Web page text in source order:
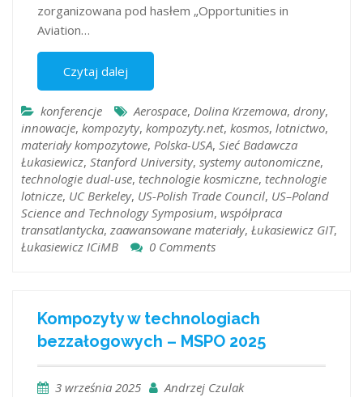
zorganizowana pod hasłem „Opportunities in
Aviation…
Czytaj dalej
konferencje Aerospace, Dolina Krzemowa, drony,
innowacje, kompozyty, kompozyty.net, kosmos, lotnictwo,
materiały kompozytowe, Polska-USA, Sieć Badawcza
Łukasiewicz, Stanford University, systemy autonomiczne,
technologie dual-use, technologie kosmiczne, technologie
lotnicze, UC Berkeley, US-Polish Trade Council, US–Poland
Science and Technology Symposium, współpraca
transatlantycka, zaawansowane materiały, Łukasiewicz GIT,
Łukasiewicz ICiMB
0 Comments
Kompozyty w technologiach
bezzałogowych – MSPO 2025
3 września 2025 Andrzej Czulak